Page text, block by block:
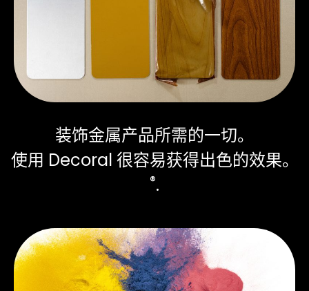
装饰金属产品所需的一切。
使用 Decoral 很容易获得出色的效果。
®.